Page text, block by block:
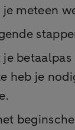
je meteen
je
heb je